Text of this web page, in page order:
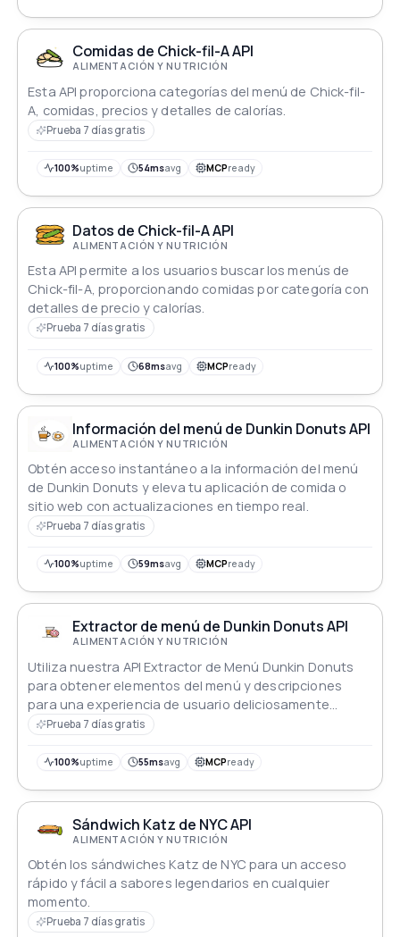
Comidas de Chick-fil-A API
ALIMENTACIÓN Y NUTRICIÓN
Esta API proporciona categorías del menú de Chick-fil-
A, comidas, precios y detalles de calorías.
Prueba 7 días gratis
100%uptime 54msavg MCPready
Datos de Chick-fil-A API
ALIMENTACIÓN Y NUTRICIÓN
Esta API permite a los usuarios buscar los menús de
Chick-fil-A, proporcionando comidas por categoría con
detalles de precio y calorías.
Prueba 7 días gratis
100%uptime 68msavg MCPready
Información del menú de Dunkin Donuts API
ALIMENTACIÓN Y NUTRICIÓN
Obtén acceso instantáneo a la información del menú
de Dunkin Donuts y eleva tu aplicación de comida o
sitio web con actualizaciones en tiempo real.
Prueba 7 días gratis
100%uptime 59msavg MCPready
Extractor de menú de Dunkin Donuts API
ALIMENTACIÓN Y NUTRICIÓN
Utiliza nuestra API Extractor de Menú Dunkin Donuts
para obtener elementos del menú y descripciones
para una experiencia de usuario deliciosamente
atractiva.
Prueba 7 días gratis
100%uptime 55msavg MCPready
Sándwich Katz de NYC API
ALIMENTACIÓN Y NUTRICIÓN
Obtén los sándwiches Katz de NYC para un acceso
rápido y fácil a sabores legendarios en cualquier
momento.
Prueba 7 días gratis